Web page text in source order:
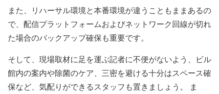
また、リハーサル環境と本番環境が違うこともままあるの
で、配信プラットフォームおよびネットワーク回線が切れ
た場合のバックアップ確保も重要です。
そして、現場取材に足を運ぶ記者に不便がないよう、ビル
館内の案内や除菌のケア、三密を避ける十分はスペース確
保など、気配りができるスタッフも置きましょう。 ま